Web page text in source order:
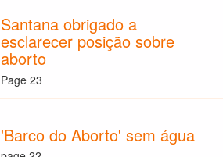
Santana obrigado a
esclarecer posição sobre
aborto
Page 23
'Barco do Aborto' sem água